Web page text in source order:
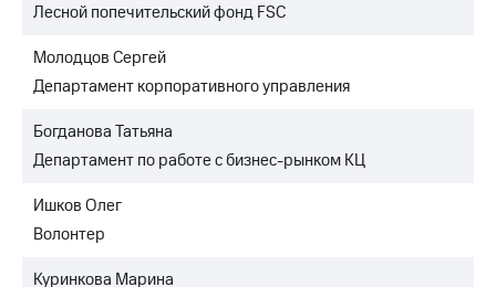
Лесной попечительский фонд FSC
Молодцов Сергей
Департамент корпоративного управления
Богданова Татьяна
Департамент по работе с бизнес-рынком КЦ
Ишков Олег
Волонтер
Куринкова Марина